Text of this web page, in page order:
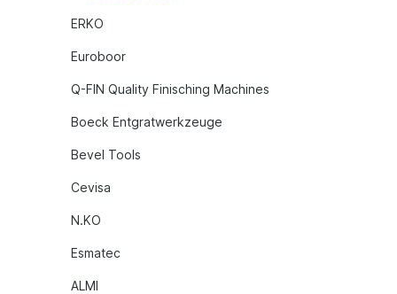
ERKO
Euroboor
Q-FIN Quality Finisching Machines
Boeck Entgratwerkzeuge
Bevel Tools
Cevisa
N.KO
Esmatec
ALMI